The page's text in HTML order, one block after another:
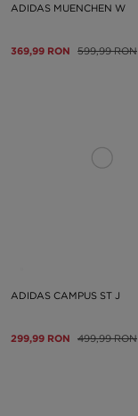
ADIDAS MUENCHEN W
369,99 RON 599,99 RON
ADIDAS CAMPUS ST J
299,99 RON 499,99 RON